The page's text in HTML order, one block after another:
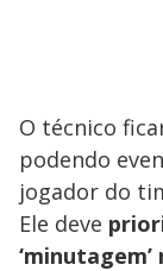
O técnico
podendo
jogador do
Ele deve